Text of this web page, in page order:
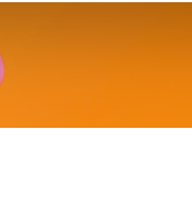
in unsererCookie-
sind, müssen Sie
Ihre Einwilligung für
widerrufen. Bitte
die erforderlich zur